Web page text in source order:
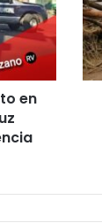
en
en
sin